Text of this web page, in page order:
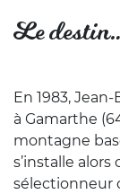
Le
En 1983,
à Gamarthe
montagne
s’installe
sélectionneur